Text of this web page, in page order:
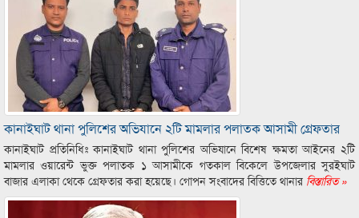
কানাইঘাট থানা পুলিশের অভিযানে ২টি মামলার পলাতক আসামী গ্রেফতার
কানাইঘাট প্রতিনিধিঃ কানাইঘাট থানা পুলিশের অভিযানে বিশেষ ক্ষমতা আইনের ২টি
মামলার ওয়ারেন্ট ভুক্ত পলাতক ১ আসামীকে গতকাল বিকেলে উপজেলার সুরইঘাট
বাজার এলাকা থেকে গ্রেফতার করা হয়েছে। গোপন সংবাদের বিত্তিতে থানার বিস্তারিত »